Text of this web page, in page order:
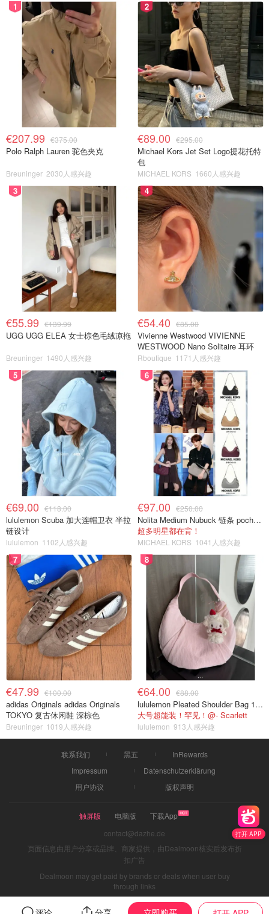
打开 APP
1
€207.99 €375.00
Polo Ralph Lauren 驼色夹克
Breuninger 2030人感兴趣
2
€89.00 €295.00
Michael Kors Jet Set Logo提花托特
包
MICHAEL KORS 1660人感兴趣
3
€55.99 €139.99
UGG UGG ELEA 女士棕色毛绒凉拖
Breuninger 1490人感兴趣
4
€54.40 €85.00
Vivienne Westwood VIVIENNE
WESTWOOD Nano Solitaire 耳环
Rboutique 1171人感兴趣
5
€69.00 €118.00
lululemon Scuba 加大连帽卫衣 半拉
链设计
lululemon 1102人感兴趣
6
€97.00 €250.00
Nolita Medium Nubuck 链条 pochette
超多明星都在背！
MICHAEL KORS 1041人感兴趣
7
€47.99 €100.00
adidas Originals adidas Originals
TOKYO 复古休闲鞋 深棕色
Breuninger 1019人感兴趣
8
€64.00 €88.00
lululemon Pleated Shoulder Bag 10L 单肩包
大号超能装！罕见！@- Scarlett
lululemon 913人感兴趣
联系我们 黑五
InRewards
Impressum
Datenschutzerklärung
用户协议
版权声明
触屏版 电脑版
下载App
contact@dazhe.de
页面信息由用户分享或品牌、商家提供，由Dealmoon核实后发布折
扣广告
Dealmoon may get paid by brands or deals when user buy
through links